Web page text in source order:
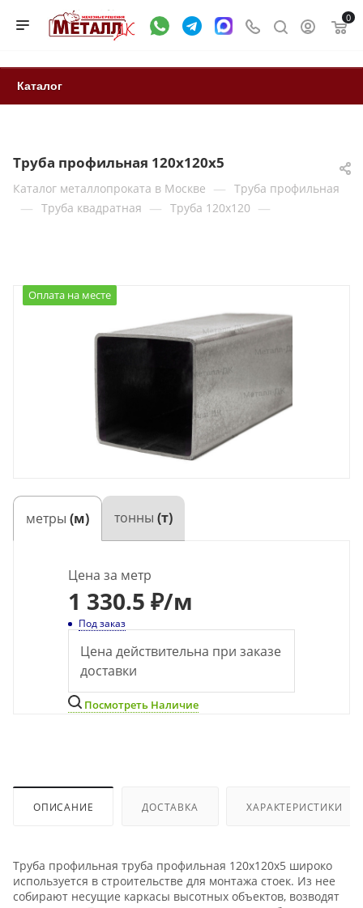
0
Каталог
Труба профильная 120х120х5
Каталог металлопроката в Москве — Труба профильная
— Труба квадратная — Труба 120x120 —
Оплата на месте
метры (м) тонны (т)
Цена за метр
1 330.5 ₽/м
Под заказ
Цена действительна при заказе
доставки
Посмотреть Наличие
ОПИСАНИЕ ДОСТАВКА ХАРАКТЕРИСТИКИ
Труба профильная труба профильная 120х120х5 широко
используется в строительстве для монтажа стоек. Из нее
собирают несущие каркасы высотных объектов, возводят